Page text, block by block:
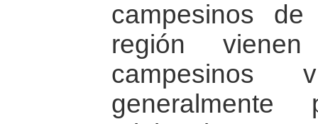
campesinos
región